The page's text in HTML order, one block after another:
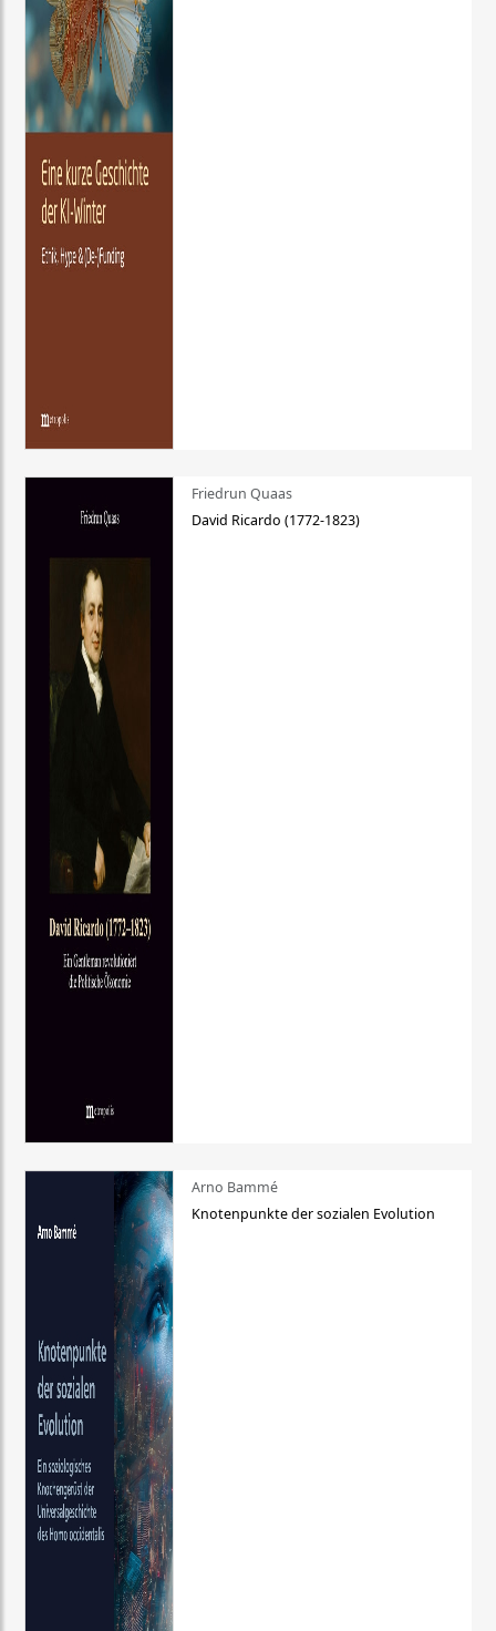
Friedrun Quaas
David Ricardo (1772-1823)
Arno Bammé
Knotenpunkte der sozialen Evolution